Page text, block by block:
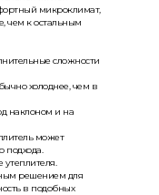
микроклимат,
чем к остальным
сложности
холоднее, чем в
наклоном и на
может
подхода.
решением для
в подобных